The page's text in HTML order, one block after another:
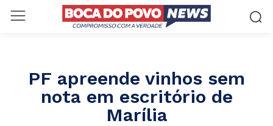
PF apreende vinhos sem
nota em escritório de
Marília